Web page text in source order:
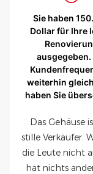
Sie haben
Dollar für Ihre
ausgegeben.
weiterhin
haben Sie
Das Gehäuse
stille Verkäufer.
die Leute nicht
hat nichts